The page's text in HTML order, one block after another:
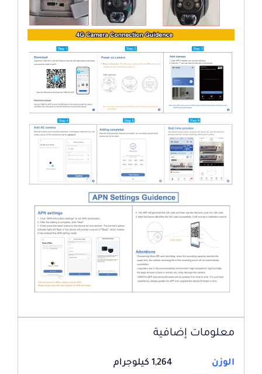
معلومات إضافية
الوزن 1,264 كيلوجرام